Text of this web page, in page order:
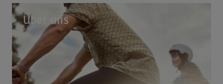
Über uns